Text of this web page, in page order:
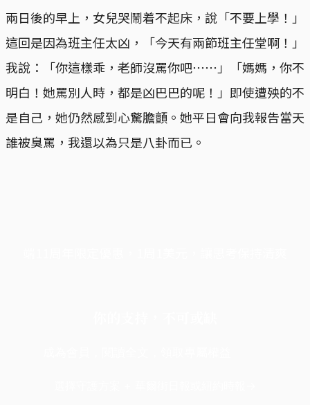
兩日後的早上，女兒哭鬧着不起床，說「不要上學！」
這回是因為班主任太凶，「今天有兩節班主任堂啊！」
我說：「你這樣乖，老師沒罵你吧⋯⋯」「媽媽，你不
明白！她罵別人時，都是凶巴巴的呢！」即使遭殃的不
是自己，她仍然感到心驚膽顫。她平日會向我報告當天
誰被臭罵，我還以為只是八卦而已。